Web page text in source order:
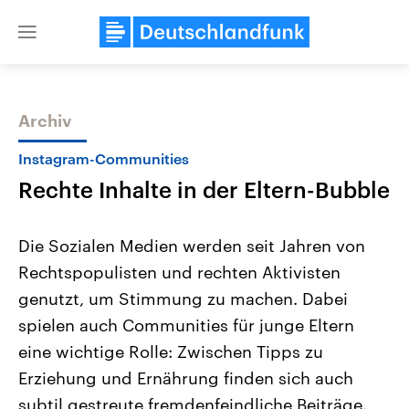
Close
Themen
Landtagswahl Sachsen-Anhalt
2026
Alle Informationen
Sachsen-Anhalt wählt am 6.
September 2026 einen neuen
Landtag. Seit 2021 wird das
Bundesland von einer Koalition aus
USA
Aktuelle Beiträge,
Hintergründe
Wirtschaftlich und
gehören die Vereinigten
mit großem Einfluss auf
Archiv
Instagram-Communities
Rechte Inhalte in der Eltern-Bubble
Die Sozialen Medien werden seit Jahren von
Rechtspopulisten und rechten Aktivisten
genutzt, um Stimmung zu machen. Dabei
spielen auch Communities für junge Eltern
eine wichtige Rolle: Zwischen Tipps zu
Erziehung und Ernährung finden sich auch
subtil gestreute fremdenfeindliche Beiträge.